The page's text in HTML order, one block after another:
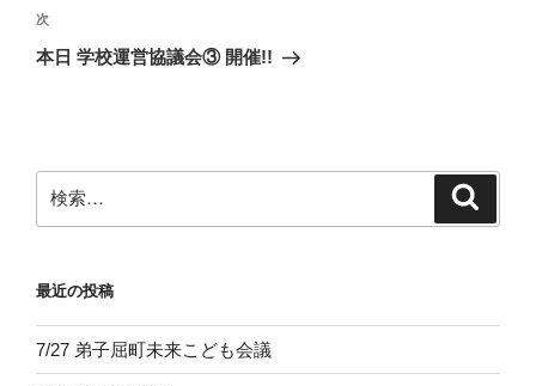
ビ
ゲ
ン
稿
次
の
次
本日 学校運営協議会③ 開催!!
索:
最近の投稿
7/27 弟子屈町未来こども会議